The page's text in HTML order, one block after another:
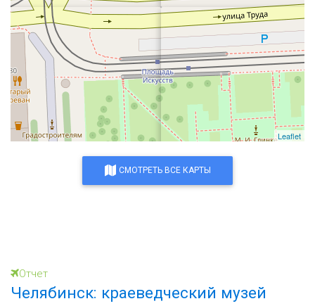
Leaflet
СМОТРЕТЬ ВСЕ КАРТЫ
Отчет
Челябинск: краеведческий музей